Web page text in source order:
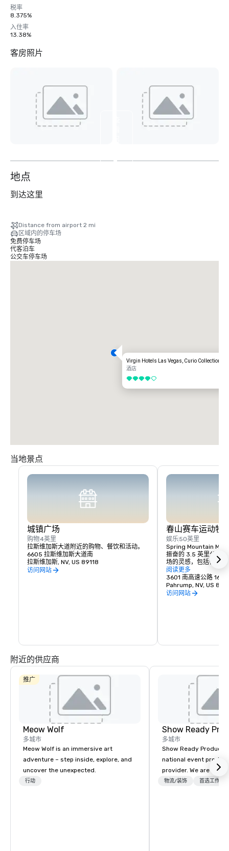
税率
8.375%
入住率
13.38%
客房照片
2
地点
到达这里
Distance from airport 2 mi
区域内的停车场
免费停车场
代客泊车
公交车停车场
Virgin Hotels Las Vegas, Curio Collection
酒店
4/5
当地景点
城镇广场
购物4英里
拉斯维加斯大道附近的购物、餐饮和活动。
6605 拉斯维加斯大道南
拉斯维加斯, NV, US 89118
访问网站
春山赛车运动牧
娱乐50英里
Spring Mountain
振奋的 3.5 英里公路
场的灵感，包括各种
街道赛道的激动人心
斯波特的 Moss
大安大略省的国际赛
会发现倾斜的角落、
阅读更多
3601 南高速公路 160
Pahrump, NV, US
访问网站
附近的供应商
推广
Meow Wolf
多城市
Meow Wolf is an immersive art
adventure – step inside, explore, and
uncover the unexpected.
行动
Show Ready
多城市
Show Ready
national event
provider. We are your
production partner
物流/装饰 首选工作人